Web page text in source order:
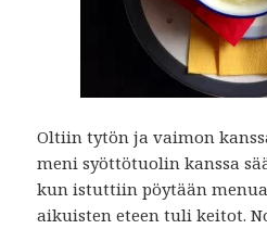
Oltiin tytön ja vaimon
meni syöttötuolin kanssa
kun istuttiin pöytään
aikuisten eteen tuli keitot.